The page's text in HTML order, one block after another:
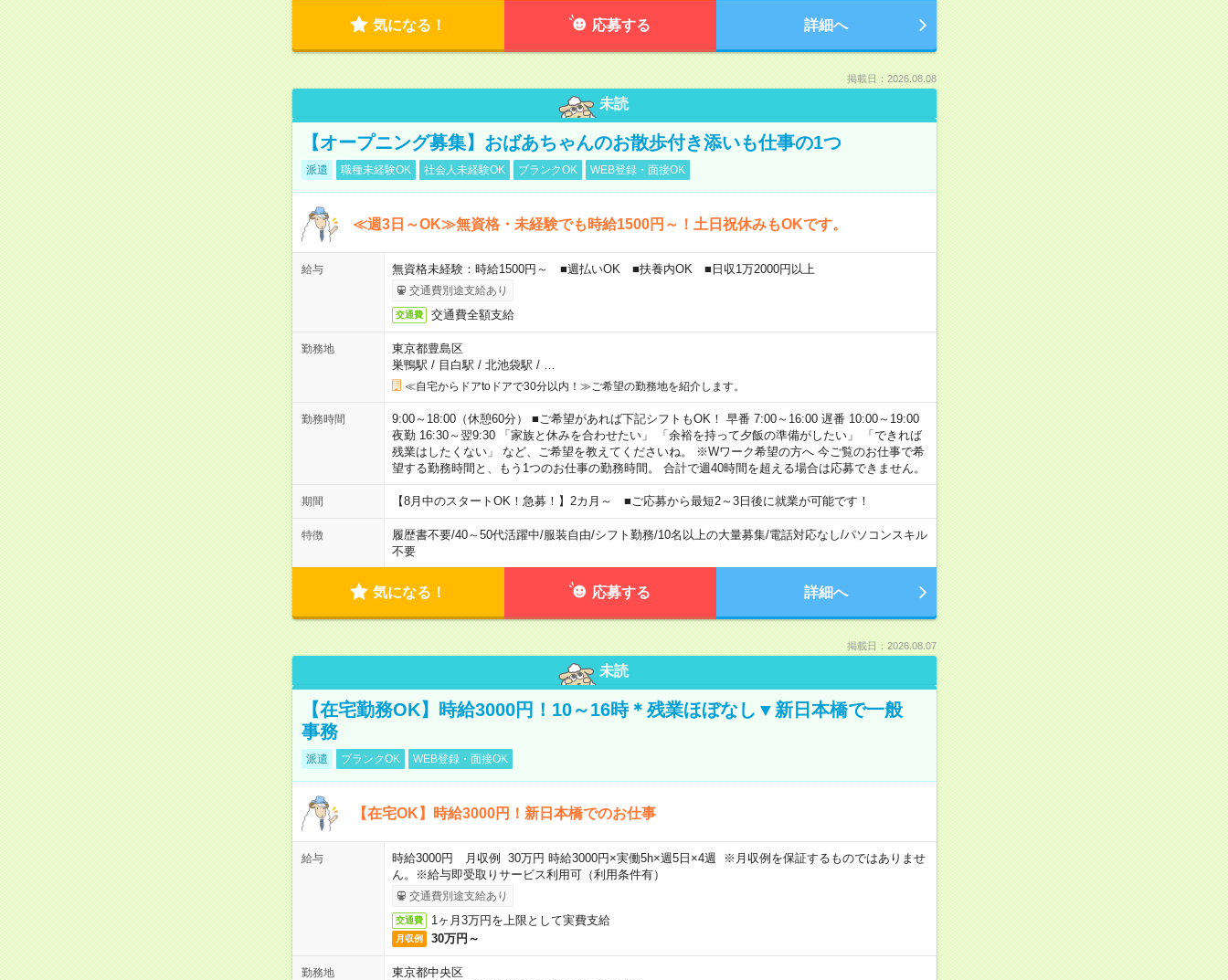
気になる！ 応募する 詳細へ
掲載日：2026.08.08
未読
【オープニング募集】おばあちゃんのお散歩付き添いも仕事の1つ
派遣 職種未経験OK 社会人未経験OK ブランクOK WEB登録・面接OK
≪週3日～OK≫無資格・未経験でも時給1500円～！土日祝休みもOKです。
給与 無資格未経験：時給1500円～ ■週払いOK ■扶養内OK ■日収1万2000円以上
交通費別途支給あり
交通費 交通費全額支給
勤務地
東京都豊島区
巣鴨駅 / 目白駅 / 北池袋駅 /
≪自宅からドアtoドアで30分以内！≫ご希望の勤務地を紹介します。
勤務時間
9:00～18:00（休憩60分） ■ご希望があれば下記シフトもOK！ 早番 7:00～16:00 遅番 10:00～19:00
夜勤 16:30～翌9:30 「家族と休みを合わせたい」 「余裕を持って夕飯の準備がしたい」 「できれば
残業はしたくない」 など、ご希望を教えてくださいね。 ※Wワーク希望の方へ 今ご覧のお仕事で希
望する勤務時間と、もう1つのお仕事の勤務時間。 合計で週40時間を超える場合は応募できません。
期間 【8月中のスタートOK！急募！】2カ月～ ■ご応募から最短2～3日後に就業が可能です！
特徴 履歴書不要/40～50代活躍中/服装自由/シフト勤務/10名以上の大量募集/電話対応なし/パソコンスキル
不要
気になる！ 応募する 詳細へ
掲載日：2026.08.07
未読
【在宅勤務OK】時給3000円！10～16時＊残業ほぼなし▼新日本橋で一般
事務
派遣 ブランクOK WEB登録・面接OK
【在宅OK】時給3000円！新日本橋でのお仕事
給与
時給3000円 月収例 30万円 時給3000円×実働5h×週5日×4週 ※月収例を保証するものではありませ
ん。※給与即受取りサービス利用可（利用条件有）
交通費別途支給あり
交通費 1ヶ月3万円を上限として実費支給
月収例 30万円～
勤務地
東京都中央区